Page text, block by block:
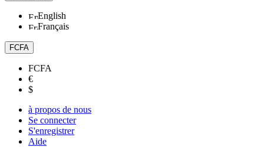
English
Français
FCFA
FCFA
€
$
à propos de nous
Se connecter
S'enregistrer
Aide